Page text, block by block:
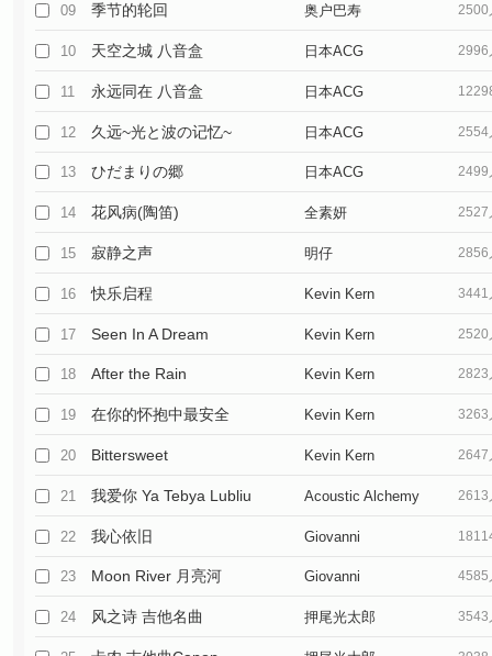
09 季节的轮回 奥户巴寿 2500
10 天空之城 八音盒 日本ACG 2996
11 永远同在 八音盒 日本ACG
12 久远~光と波の记忆~ 日本ACG 2554
13 ひだまりの郷 日本ACG 2499
14 花风病(陶笛) 全素妍 2527
15 寂静之声 明仔 2856
16 快乐启程 Kevin Kern 3441
17 Seen In A Dream Kevin Kern 2520
18 After the Rain Kevin Kern 2823
19 在你的怀抱中最安全 Kevin Kern 3263
20 Bittersweet Kevin Kern 2647
21 我爱你 Ya Tebya Lubliu Acoustic Alchemy 2613
22 我心依旧 Giovanni
23 Moon River 月亮河 Giovanni 4585
24 风之诗 吉他名曲 押尾光太郎 3543